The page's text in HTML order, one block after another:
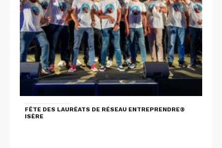
FÊTE DES LAURÉATS DE RÉSEAU ENTREPRENDRE®
ISÈRE